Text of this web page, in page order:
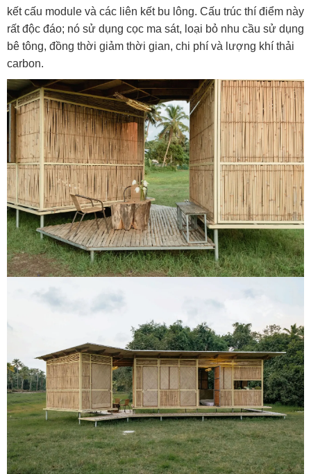
kết cấu module và các liên kết bu lông. Cấu trúc thí điểm này
rất độc đáo; nó sử dụng cọc ma sát, loại bỏ nhu cầu sử dụng
bê tông, đồng thời giảm thời gian, chi phí và lượng khí thải
carbon.